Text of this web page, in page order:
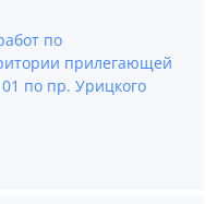
по
прилегающей
по пр. Урицкого